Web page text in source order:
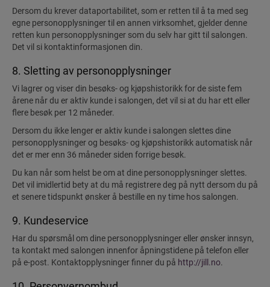
Dersom du krever dataportabilitet, som er retten til å ta med seg
egne personopplysninger til en annen virksomhet, gjelder denne
retten kun personopplysninger som du selv har gitt til salongen.
Det vil si kontaktinformasjonen din.
8. Sletting av personopplysninger
Vi lagrer og viser din besøks- og kjøpshistorikk for de siste fem
årene når du er aktiv kunde i salongen, det vil si at du har ett eller
flere besøk per 12 måneder.
Dersom du ikke lenger er aktiv kunde i salongen slettes dine
personopplysninger og besøks- og kjøpshistorikk automatisk når
det er mer enn 36 måneder siden forrige besøk.
Du kan når som helst be om at dine personopplysninger slettes.
Det vil imidlertid bety at du må registrere deg på nytt dersom du på
et senere tidspunkt ønsker å bestille en ny time hos salongen.
9. Kundeservice
Har du spørsmål om dine personopplysninger eller ønsker innsyn,
ta kontakt med salongen innenfor åpningstidene på telefon eller
på e-post. Kontaktopplysninger finner du på http://jill.no.